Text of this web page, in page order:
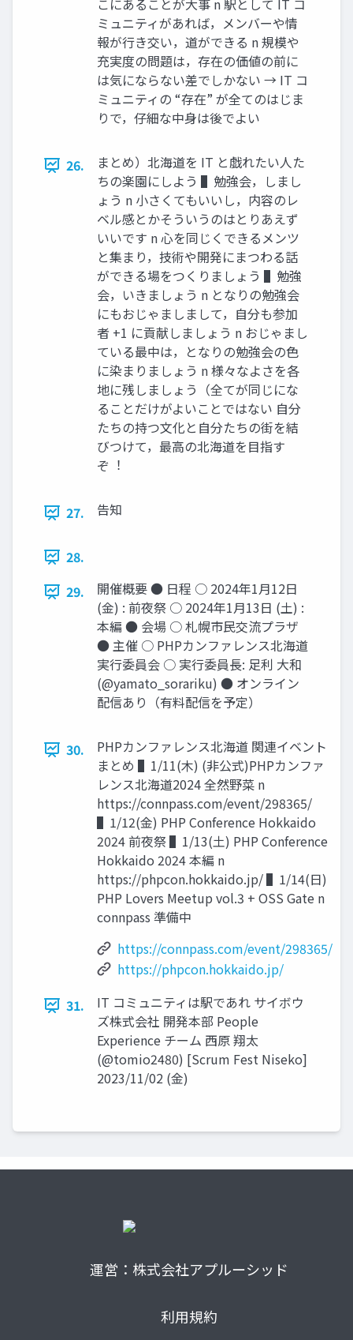
こにあることが⼤事 n 駅として IT コ
ミュニティがあれば，メンバーや情
報が⾏き交い，道ができる n 規模や
充実度の問題は，存在の価値の前に
は気にならない差でしかない → IT コ
ミュニティの “存在” が全てのはじま
りで，仔細な中⾝は後でよい
26.
まとめ）北海道を IT と戯れたい⼈た
ちの楽園にしよう ▌勉強会，しまし
ょう n ⼩さくてもいいし，内容のレ
ベル感とかそういうのはとりあえず
いいです n ⼼を同じくできるメンツ
と集まり，技術や開発にまつわる話
ができる場をつくりましょう ▌勉強
会，いきましょう n となりの勉強会
にもおじゃましまして，⾃分も参加
者 +1 に貢献しましょう n おじゃまし
ている最中は，となりの勉強会の⾊
に染まりましょう n 様々なよさを各
地に残しましょう（全てが同じにな
ることだけがよいことではない ⾃分
たちの持つ⽂化と⾃分たちの街を結
びつけて，最⾼の北海道を⽬指す
ぞ︕
27. 告知
28.
29.
開催概要 ● 日程 ○ 2024年1月12日
(金) : 前夜祭 ○ 2024年1月13日 (土) :
本編 ● 会場 ○ 札幌市民交流プラザ
● 主催 ○ PHPカンファレンス北海道
実行委員会 ○ 実行委員長: 足利 大和
(@yamato_sorariku) ● オンライン
配信あり（有料配信を予定）
30.
PHPカンファレンス北海道 関連イベント
まとめ ▌1/11(⽊) (⾮公式)PHPカンファ
レンス北海道2024 全然野菜 n
https://connpass.com/event/298365/
▌1/12(⾦) PHP Conference Hokkaido
2024 前夜祭 ▌1/13(⼟) PHP Conference
Hokkaido 2024 本編 n
https://phpcon.hokkaido.jp/ ▌1/14(⽇)
PHP Lovers Meetup vol.3 + OSS Gate n
connpass 準備中
https://connpass.com/event/298365/
https://phpcon.hokkaido.jp/
31.
IT コミュニティは駅であれ サイボウ
ズ株式会社 開発本部 People
Experience チーム ⻄原 翔太
(@tomio2480) [Scrum Fest Niseko]
2023/11/02 (⾦)
運営：株式会社アプルーシッド
利用規約